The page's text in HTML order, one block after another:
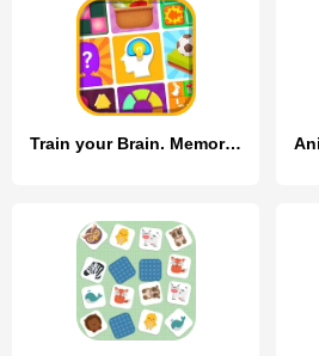
Train your Brain. Memory Games